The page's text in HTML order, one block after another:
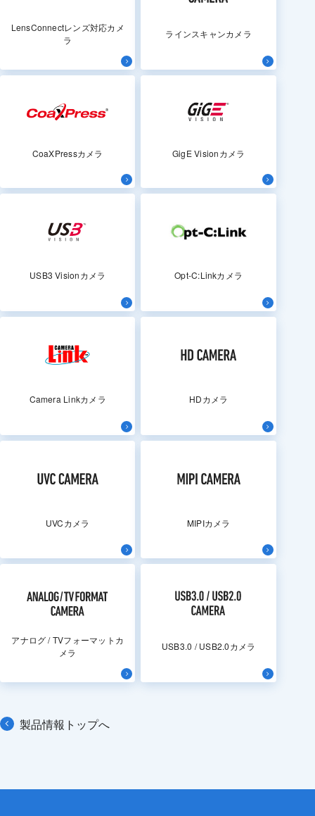
LensConnectレンズ対応カメ
ラ
ラインスキャンカメラ
CoaXPressカメラ GigE Visionカメラ
USB3 Visionカメラ Opt-C:Linkカメラ
Camera Linkカメラ HDカメラ
UVCカメラ MIPIカメラ
アナログ / TVフォーマットカ
メラ
USB3.0 / USB2.0カメラ
製品情報トップへ